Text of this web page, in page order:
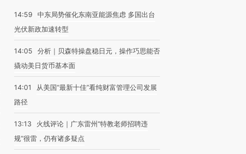
14:59
中东局势催化东南亚能源焦虑 多国出台
光伏新政加速转型
14:05
分析｜贝森特操盘稳日元，操作巧思能否
撬动美日货币基本面
14:01
从美国“最新十佳”看纯财富管理公司发展
路径
13:13
火线评论｜广东雷州“特教老师招聘违
规”很雷，仍有诸多疑点